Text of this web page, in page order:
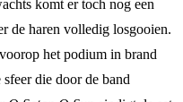
komt er toch nog een
de haren volledig losgooien.
het podium in brand
die door de band